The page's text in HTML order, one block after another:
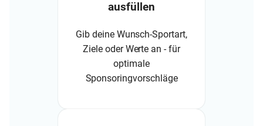
ausfüllen
Gib deine Wunsch-Sportart,
Ziele oder Werte an - für
optimale
Sponsoringvorschläge